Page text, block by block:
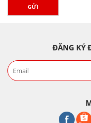
GỬI
ĐĂNG KÝ